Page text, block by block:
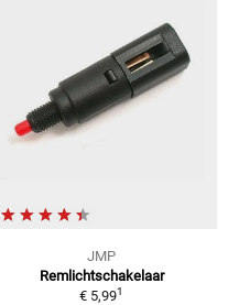
JMP
Remlichtschakelaar
€ 5,991